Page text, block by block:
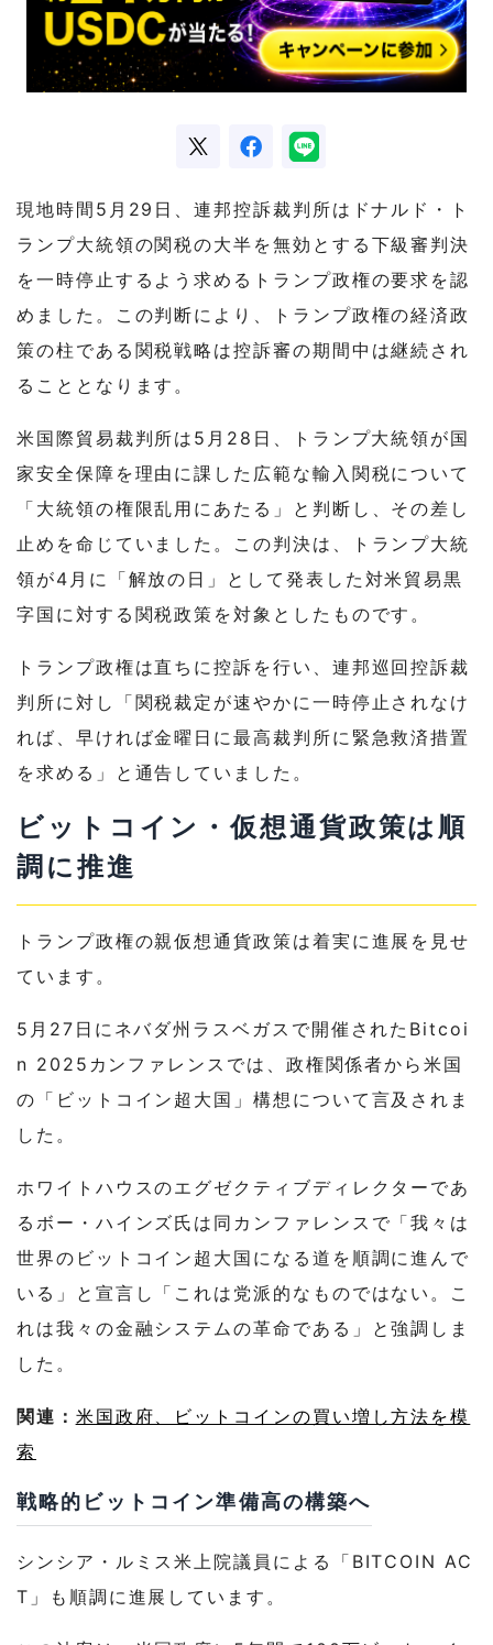
現地時間5月29日、連邦控訴裁判所はドナルド・ト
ランプ大統領の関税の大半を無効とする下級審判決
を一時停止するよう求めるトランプ政権の要求を認
めました。この判断により、トランプ政権の経済政
策の柱である関税戦略は控訴審の期間中は継続され
ることとなります。
米国際貿易裁判所は5月28日、トランプ大統領が国
家安全保障を理由に課した広範な輸入関税について
「大統領の権限乱用にあたる」と判断し、その差し
止めを命じていました。この判決は、トランプ大統
領が4月に「解放の日」として発表した対米貿易黒
字国に対する関税政策を対象としたものです。
トランプ政権は直ちに控訴を行い、連邦巡回控訴裁
判所に対し「関税裁定が速やかに一時停止されなけ
れば、早ければ金曜日に最高裁判所に緊急救済措置
を求める」と通告していました。
ビットコイン・仮想通貨政策は順
調に推進
トランプ政権の親仮想通貨政策は着実に進展を見せ
ています。
5月27日にネバダ州ラスベガスで開催されたBitcoi
n 2025カンファレンスでは、政権関係者から米国
の「ビットコイン超大国」構想について言及されま
した。
ホワイトハウスのエグゼクティブディレクターであ
るボー・ハインズ氏は同カンファレンスで「我々は
世界のビットコイン超大国になる道を順調に進んで
いる」と宣言し「これは党派的なものではない。こ
れは我々の金融システムの革命である」と強調しま
した。
関連： 米国政府、ビットコインの買い増し方法を模
索
戦略的ビットコイン準備高の構築へ
シンシア・ルミス米上院議員による「BITCOIN AC
T」も順調に進展しています。